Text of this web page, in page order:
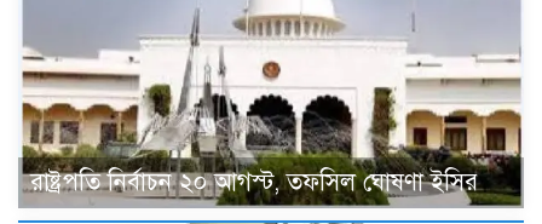
রাষ্ট্রপতি নির্বাচন ২০ আগস্ট, তফসিল ঘোষণা ইসির